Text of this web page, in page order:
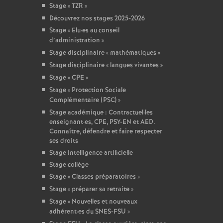
Stage «TZR »
Découvrez nos stages 2025-2026
Stage « Elu·es au conseil
d’administration »
Stage disciplinaire « mathématiques »
Stage disciplinaire « langues vivantes »
Stage «CPE »
Stage « Protection Sociale
Complémentaire (PSC)»
Stage académique : Contractuel·les
enseignant·es, CPE, PSY-EN et AED.
Connaître, défendre et faire respecter
ses droits
Stage Intelligence artificielle
Stage collège
Stage «Classes préparatoires »
Stage « préparer sa retraite»
Stage « Nouvelles et nouveaux
adhérent·es du SNES-FSU »